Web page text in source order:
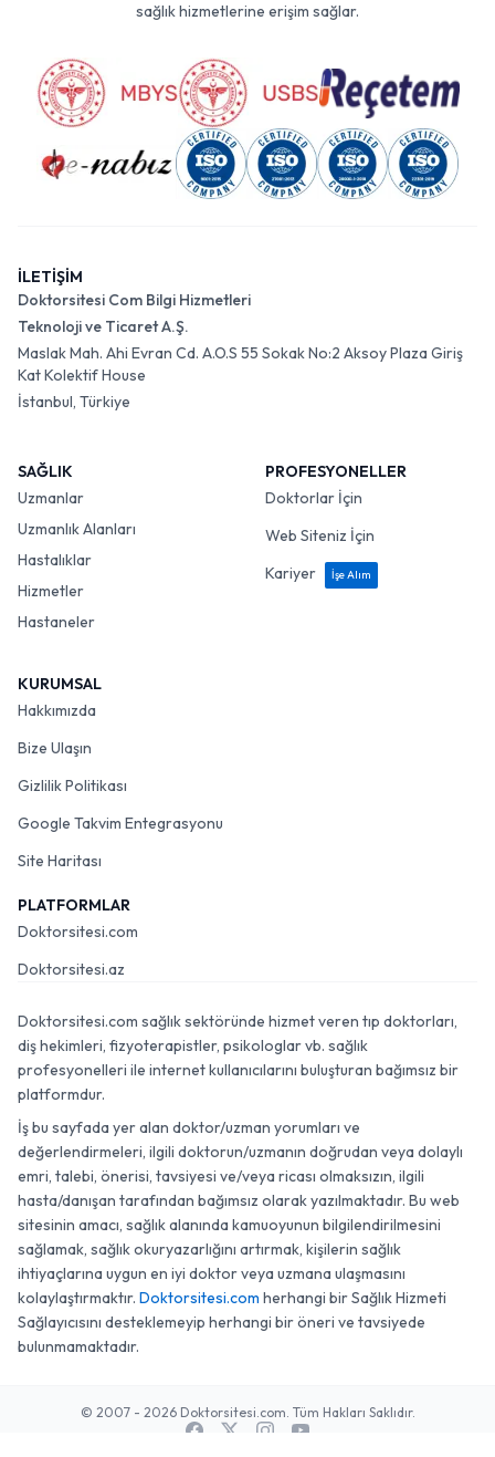
sağlık hizmetlerine erişim sağlar.
İLETİŞİM
Doktorsitesi Com Bilgi Hizmetleri
Teknoloji ve Ticaret A.Ş.
Maslak Mah. Ahi Evran Cd. A.O.S 55 Sokak No:2 Aksoy Plaza Giriş
Kat Kolektif House
İstanbul, Türkiye
SAĞLIK
Uzmanlar
Uzmanlık Alanları
Hastalıklar
Hizmetler
Hastaneler
PROFESYONELLER
Doktorlar İçin
Web Siteniz İçin
Kariyer
İşe Alım
KURUMSAL
Hakkımızda
Bize Ulaşın
Gizlilik Politikası
Google Takvim Entegrasyonu
Site Haritası
PLATFORMLAR
Doktorsitesi.com
Doktorsitesi.az
Doktorsitesi.com sağlık sektöründe hizmet veren tıp doktorları,
diş hekimleri, fizyoterapistler, psikologlar vb. sağlık
profesyonelleri ile internet kullanıcılarını buluşturan bağımsız bir
platformdur.
İş bu sayfada yer alan doktor/uzman yorumları ve
değerlendirmeleri, ilgili doktorun/uzmanın doğrudan veya dolaylı
emri, talebi, önerisi, tavsiyesi ve/veya ricası olmaksızın, ilgili
hasta/danışan tarafından bağımsız olarak yazılmaktadır. Bu web
sitesinin amacı, sağlık alanında kamuoyunun bilgilendirilmesini
sağlamak, sağlık okuryazarlığını artırmak, kişilerin sağlık
ihtiyaçlarına uygun en iyi doktor veya uzmana ulaşmasını
kolaylaştırmaktır. Doktorsitesi.com herhangi bir Sağlık Hizmeti
Sağlayıcısını desteklemeyip herhangi bir öneri ve tavsiyede
bulunmamaktadır.
© 2007 - 2026 Doktorsitesi.com. Tüm Hakları Saklıdır.